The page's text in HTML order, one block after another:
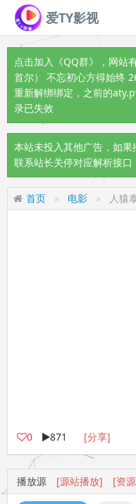
爱TY影视
点击加入《QQ群》
，网站
首尔） 不忘初心方得始终
重新解绑绑定，之前的
录已失效
本站未投入其他广告，如
联系站长关停对应解析接口
首页 电影 人猿
0 871 [分享]
播放源 [源站播放] [资